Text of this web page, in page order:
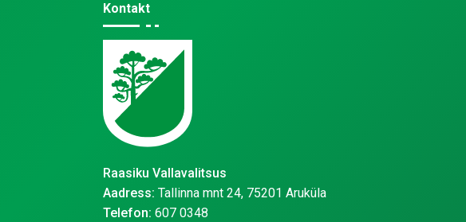
Kontakt
Raasiku Vallavalitsus
Aadress: Tallinna mnt 24, 75201 Aruküla
Telefon: 607 0348